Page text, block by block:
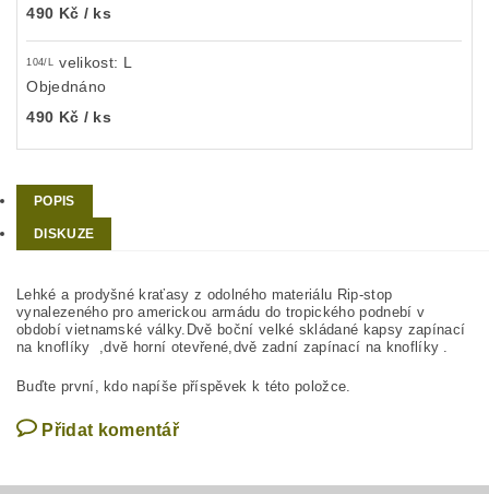
490 Kč / ks
104/L velikost: L
Objednáno
490 Kč / ks
POPIS
DISKUZE
Lehké a prodyšné kraťasy z odolného materiálu Rip-stop
vynalezeného pro americkou armádu do tropického podnebí v
období vietnamské války.Dvě boční velké skládané kapsy zapínací
na knoflíky ,dvě horní otevřené,dvě zadní zapínací na knoflíky .
Buďte první, kdo napíše příspěvek k této položce.
Přidat komentář